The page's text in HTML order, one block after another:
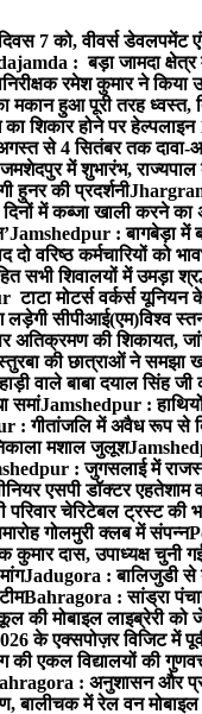
7 को, वीवर्स डेवलपमेंट
: बड़ा जामदा
रमेश कुमार ने किया
मकान हुआ पूरी तरह ध्वस्त,
शिकार होने पर
से 4 सितंबर तक दावा-
जमशेदपुर में शुभारंभ,
हुनर की प्रदर्शनी
में कब्जा खाली करने का
Jamshedpur : बागबेड़ा में
वरिष्ठ कर्मचारियों को
सभी शिवालयों में उमड़ा
टाटा मोटर्स वर्कर्स
लड़ेगी सीपीआई(एम)विश्व
अतिक्रमण की शिकायत,
की छात्राओं ने समझा
वाले बाबा दयाल सिंह जी
समांJamshedpur :
: गीतांजलि में अवैध रूप से
मशाल जुलूश
: जुगसलाई में
एसपी डॉक्टर एहतेशाम
परिवार चेरिटेबल ट्रस्ट
गोलमुरी क्लब में संपन्न
दास, उपाध्यक्ष चुनी
Jadugora : बालिजुडी से
Bahragora : सांड्रा
की मोबाइल लाइब्रेरी
के एक्सपोज़र विजिट में
एकल विद्यालयों की
: अनुशासन और
बालीचक में रेल वन